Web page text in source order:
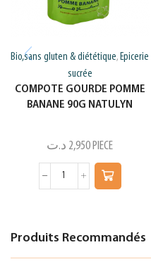
Bio,sans gluten & diététique, Epicerie
sucrée
COMPOTE GOURDE POMME
BANANE 90G NATULYN
2,950 د.ت PIECE
Produits Recommandés